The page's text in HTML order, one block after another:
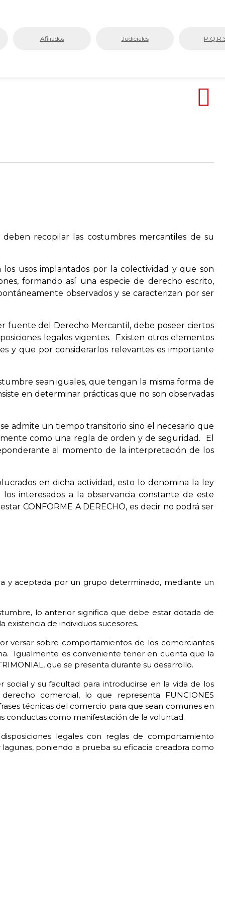
recopilar las costumbres mercantiles de su
usos implantados por la colectividad y que son
formando así una especie de derecho escrito,
observados y se caracterizan por ser
fuente del Derecho Mercantil, debe poseer ciertos
legales vigentes. Existen otros elementos
y que por considerarlos relevantes es importante
sean iguales, que tengan la misma forma de
en determinar prácticas que no son observadas
admite un tiempo transitorio sino el necesario que
como una regla de orden y de seguridad. El
al momento de la interpretación de los
en dicha actividad, esto lo denomina la ley
interesados a la observancia constante de este
CONFORME A DERECHO, es decir no podrá ser
y aceptada por un grupo determinado, mediante un
lo anterior significa que debe estar dotada de
existencia de individuos sucesores.
versar sobre comportamientos de los comerciantes
Igualmente es conveniente tener en cuenta que la
que se presenta durante su desarrollo.
y su facultad para introducirse en la vida de los
comercial, lo que representa FUNCIONES
técnicas del comercio para que sean comunes en
conductas como manifestación de la voluntad.
legales con reglas de comportamiento
poniendo a prueba su eficacia creadora como
Afiliados Judiciales